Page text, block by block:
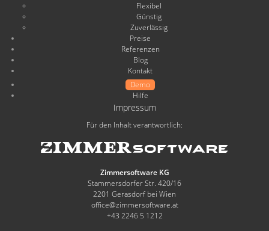
Flexibel
Günstig
Zuverlässig
Preise
Referenzen
Blog
Kontakt
Demo
Hilfe
Impressum
Für den Inhalt verantwortlich:
Zimmersoftware KG
Stammersdorfer Str. 420/16
2201 Gerasdorf bei Wien
office@zimmersoftware.at
+43 2246 5 1212